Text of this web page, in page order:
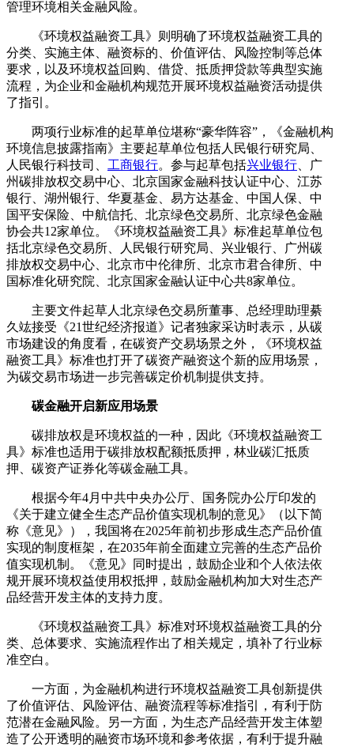
管理环境相关金融风险。
《环境权益融资工具》则明确了环境权益融资工具的
分类、实施主体、融资标的、价值评估、风险控制等总体
要求，以及环境权益回购、借贷、抵质押贷款等典型实施
流程，为企业和金融机构规范开展环境权益融资活动提供
了指引。
两项行业标准的起草单位堪称“豪华阵容”，《金融机构
环境信息披露指南》主要起草单位包括人民银行研究局、
人民银行科技司、 工商银行。参与起草包括兴业银行 、广
州碳排放权交易中心、北京国家金融科技认证中心、江苏
银行、湖州银行、华夏基金、易方达基金、中国人保、中
国平安保险、中航信托、北京绿色交易所、北京绿色金融
协会共12家单位。《环境权益融资工具》标准起草单位包
括北京绿色交易所、人民银行研究局、兴业银行、广州碳
排放权交易中心、北京市中伦律所、北京市君合律所、中
国标准化研究院、北京国家金融认证中心共8家单位。
主要文件起草人北京绿色交易所董事、总经理助理綦
久竑接受《21世纪经济报道》记者独家采访时表示，从碳
市场建设的角度看，在碳资产交易场景之外，《环境权益
融资工具》标准也打开了碳资产融资这个新的应用场景，
为碳交易市场进一步完善碳定价机制提供支持。
碳金融开启新应用场景
碳排放权是环境权益的一种，因此《环境权益融资工
具》标准也适用于碳排放权配额抵质押，林业碳汇抵质
押、碳资产证券化等碳金融工具。
根据今年4月中共中央办公厅、国务院办公厅印发的
《关于建立健全生态产品价值实现机制的意见》（以下简
称《意见》），我国将在2025年前初步形成生态产品价值
实现的制度框架，在2035年前全面建立完善的生态产品价
值实现机制。《意见》同时提出，鼓励企业和个人依法依
规开展环境权益使用权抵押，鼓励金融机构加大对生态产
品经营开发主体的支持力度。
《环境权益融资工具》标准对环境权益融资工具的分
类、总体要求、实施流程作出了相关规定，填补了行业标
准空白。
一方面，为金融机构进行环境权益融资工具创新提供
了价值评估、风险评估、融资流程等标准指引，有利于防
范潜在金融风险。另一方面，为生态产品经营开发主体塑
造了公开透明的融资市场环境和参考依据，有利于提升融